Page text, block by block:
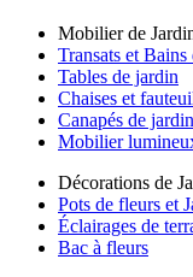
Mobilier de
Transats et Bains
Tables de jardin
Chaises et
Canapés de jardin
Mobilier
Décorations de
Pots de fleurs et
Éclairages de
Bac à fleurs